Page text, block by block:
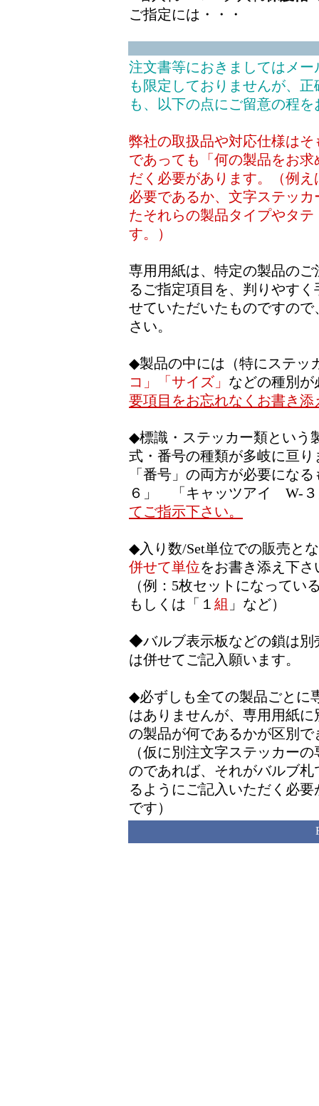
ご指定には・・・
注文書等におきましてはメ
も限定しておりませんが、
も、以下の点にご留意の程
弊社の取扱品や対応仕様は
であっても「何の製品をお
だく必要があります。（例
必要であるか、文字ステッ
たそれらの製品タイプやタ
す。）
専用用紙は、特定の製品の
るご指定項目を、判りやす
せていただいたものですの
さい。
◆製品の中には（特にステッ
コ」「サイズ」 などの種別
要項目をお忘れなくお書き添
◆標識・ステッカー類という
式・番号の種類が多岐に亘
「番号」の両方が必要にな
６」 「キャッツアイ W-３
てご指示下さい。
◆入り数/Set単位での販売と
併せて単位をお書き添え下さ
（例：5枚セットになってい
もしくは「１ 組 」など）
◆バルブ表示板などの鎖は別
は併せてご記入願います。
◆必ずしも全ての製品ごとに
はありませんが、専用用紙
の製品が何であるかが区別
（仮に別注文字ステッカー
のであれば、それがバルブ
るようにご記入いただく必
です）